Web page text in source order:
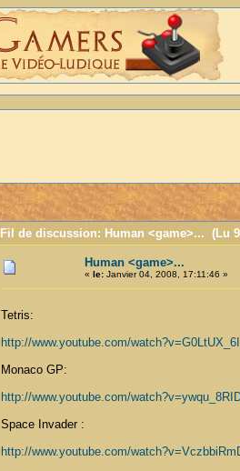
Fil de discussion: Human <game>... (Lu
Human <game>...
« le:Janvier 04, 2008, 17:11:46 »
Tetris:
http://www.youtube.com/
Monaco GP:
http://www.youtube.com/
Space Invader :
http://www.youtube.com/